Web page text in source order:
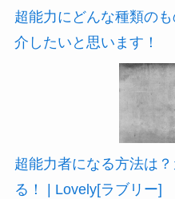
超能力にどんな種類の
介したいと思います！
超能力者になる方法は
る！ | Lovely[ラブリー]